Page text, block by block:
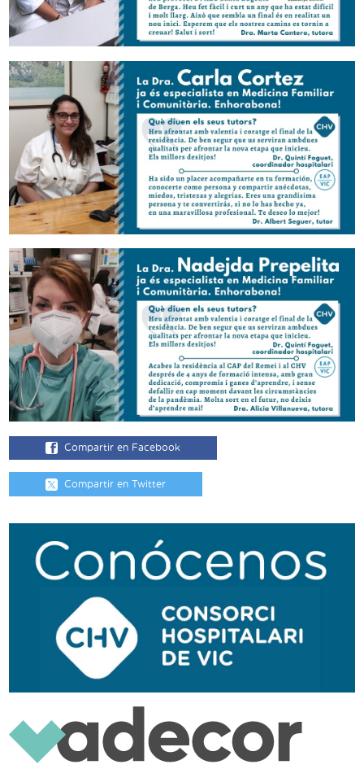
Compartir en Facebook
Compartir en Twitter